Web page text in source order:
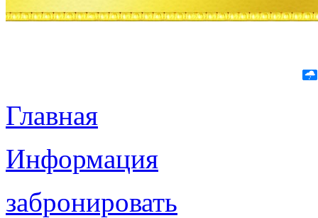
Главная
Информация
забронировать